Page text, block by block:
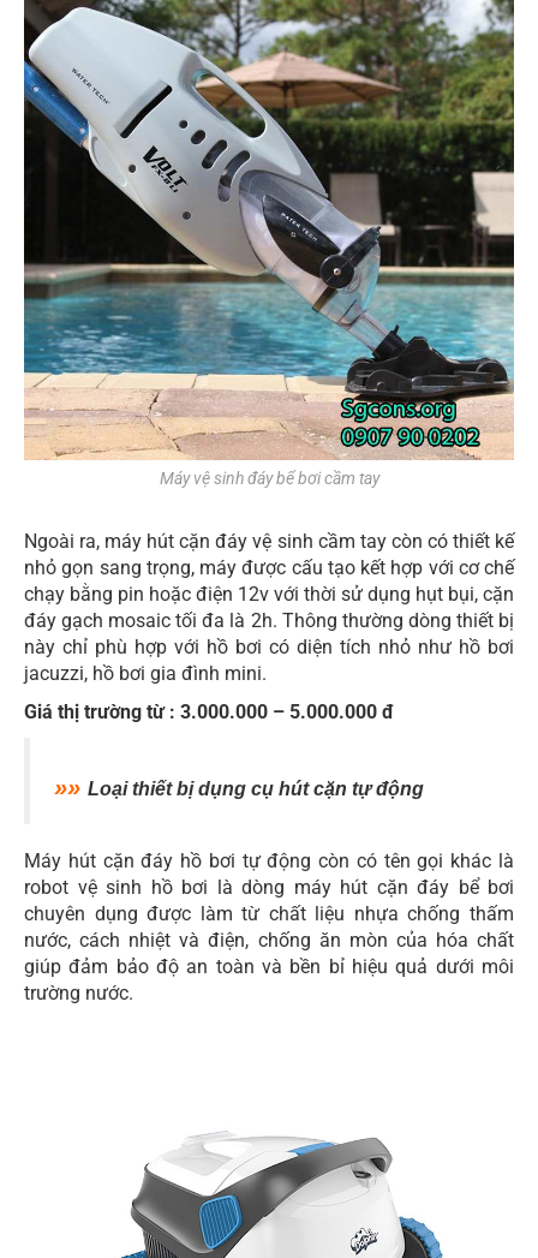
Máy vệ sinh đáy bể bơi cầm tay
Ngoài ra, máy hút cặn đáy vệ sinh cầm tay còn có thiết kế
nhỏ gọn sang trọng, máy được cấu tạo kết hợp với cơ chế
chạy bằng pin hoặc điện 12v với thời sử dụng hụt bụi, cặn
đáy gạch mosaic tối đa là 2h. Thông thường dòng thiết bị
này chỉ phù hợp với hồ bơi có diện tích nhỏ như hồ bơi
jacuzzi, hồ bơi gia đình mini.
Giá thị trường từ : 3.000.000 – 5.000.000 đ
»» Loại thiết bị dụng cụ hút cặn tự động
Máy hút cặn đáy hồ bơi tự động còn có tên gọi khác là
robot vệ sinh hồ bơi là dòng máy hút cặn đáy bể bơi
chuyên dụng được làm từ chất liệu nhựa chống thấm
nước, cách nhiệt và điện, chống ăn mòn của hóa chất
giúp đảm bảo độ an toàn và bền bỉ hiệu quả dưới môi
trường nước.